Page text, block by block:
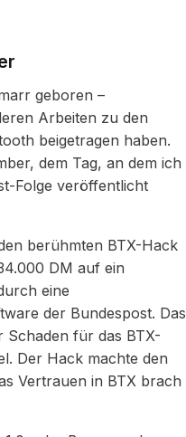
geboren –
Arbeiten zu den
beigetragen haben.
dem Tag, an dem ich
Folge veröffentlicht
berühmten BTX-Hack
DM auf ein
eine
der Bundespost. Das
Schaden für das BTX-
Der Hack machte den
Vertrauen in BTX brach